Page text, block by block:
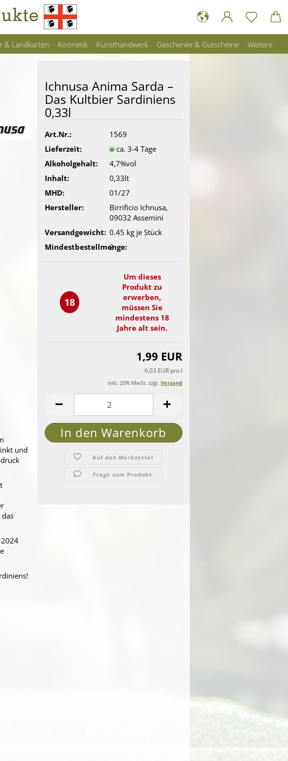
& Landkarten Kosmetik Kunsthandwerk Geschenke & Gutscheine Weitere
Ichnusa Anima Sarda –
Das Kultbier Sardiniens
0,33l
Art.Nr.:
1569
Lieferzeit:
ca. 3-4 Tage
Alkoholgehalt:
4,7%vol
Inhalt:
0,33lt
MHD:
01/27
Hersteller:
Birrificio Ichnusa,
09032 Assemini
Versandgewicht: 0.45 kg je Stück
Mindestbestellmenge:
2
18
Um dieses
Produkt zu
erwerben,
müssen Sie
mindestens 18
Jahre alt sein.
1,99 EUR
6,03 EUR pro l
inkl. 20% MwSt. zzgl. Versand
Auf den Merkzettel
Frage zum Produkt
und